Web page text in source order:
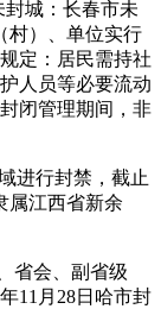
封城：长春市未
村）、单位实行
定：居民需持社
人员等必要流动
闭管理期间，非
进行封禁，截止
属江西省新余
省会、副省级
11月28日哈市封